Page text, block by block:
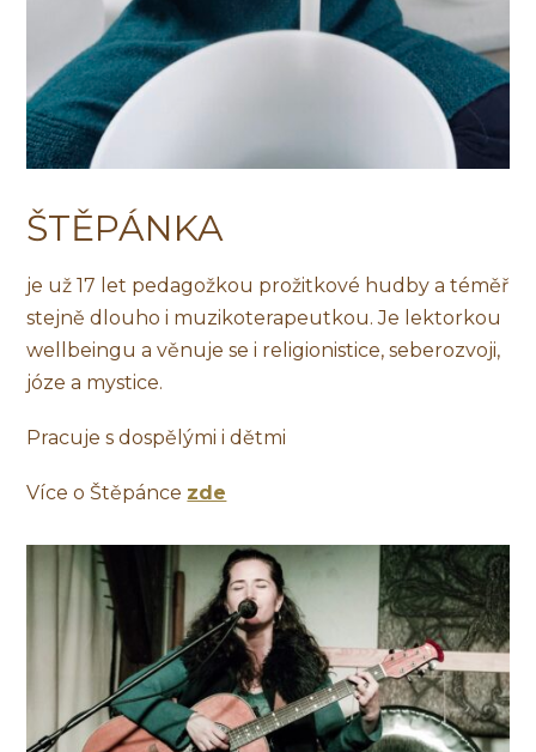
ŠTĚPÁNKA
je už 17 let pedagožkou prožitkové hudby a téměř
stejně dlouho i muzikoterapeutkou. Je lektorkou
wellbeingu a věnuje se i religionistice, seberozvoji,
józe a mystice.
Pracuje s dospělými i dětmi
Více o Štěpánce zde